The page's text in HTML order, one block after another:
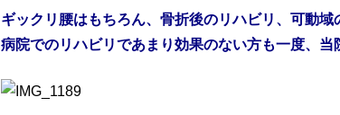
ギックリ腰はもちろん、骨折後のリハビリ、可動
病院でのリハビリであまり効果のない方も一度、当